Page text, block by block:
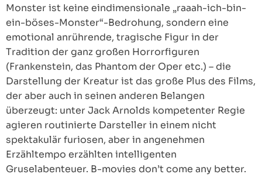
Monster ist keine eindimensionale „raaah-ich-bin-
ein-böses-Monster“-Bedrohung, sondern eine
emotional anrührende, tragische Figur in der
Tradition der ganz großen Horrorfiguren
(Frankenstein, das Phantom der Oper etc.) – die
Darstellung der Kreatur ist das große Plus des Films,
der aber auch in seinen anderen Belangen
überzeugt: unter Jack Arnolds kompetenter Regie
agieren routinierte Darsteller in einem nicht
spektakulär furiosen, aber in angenehmen
Erzähltempo erzählten intelligenten
Gruselabenteuer. B-movies don’t come any better.